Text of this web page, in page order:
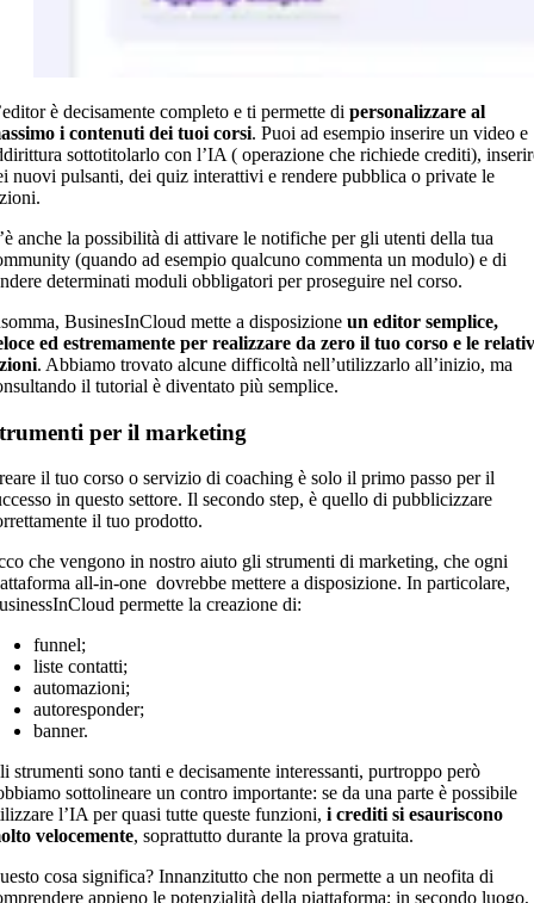
è decisamente completo e ti permette di personalizzare al
i contenuti dei tuoi corsi. Puoi ad esempio inserire un video e
sottotitolarlo con l’IA ( operazione che richiede crediti),
nuovi pulsanti, dei quiz interattivi e rendere pubblica o private le
anche la possibilità di attivare le notifiche per gli utenti della tua
(quando ad esempio qualcuno commenta un modulo) e di
determinati moduli obbligatori per proseguire nel corso.
BusinesInCloud mette a disposizione un editor semplice,
ed estremamente per realizzare da zero il tuo corso e le
. Abbiamo trovato alcune difficoltà nell’utilizzarlo all’inizio, ma
il tutorial è diventato più semplice.
per il marketing
il tuo corso o servizio di coaching è solo il primo passo per il
in questo settore. Il secondo step, è quello di pubblicizzare
il tuo prodotto.
che vengono in nostro aiuto gli strumenti di marketing, che ogni
all-in-one dovrebbe mettere a disposizione. In particolare,
permette la creazione di:
funnel;
liste contatti;
automazioni;
autoresponder;
banner.
strumenti sono tanti e decisamente interessanti, purtroppo però
sottolineare un contro importante: se da una parte è possibile
l’IA per quasi tutte queste funzioni, i crediti si esauriscono
velocemente, soprattutto durante la prova gratuita.
cosa significa? Innanzitutto che non permette a un neofita di
appieno le potenzialità della piattaforma; in secondo luogo,